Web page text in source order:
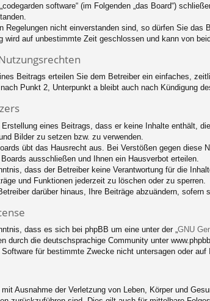
software“ (im Folgenden „das Board“)
Regelungen nicht einverstanden sind, so dürfen Sie
wird auf unbestimmte Zeit geschlossen und kann von
Beitrags erteilen Sie dem Betreiber ein einfaches,
Punkt 2, Unterpunkt a bleibt auch nach Kündigung
eines Beitrags, dass er keine Inhalte enthält,
Bilder zu setzen bzw. zu verwenden.
übt das Hausrecht aus. Bei Verstößen gegen diese
ausschließen und Ihnen ein Hausverbot erteilen.
dass der Betreiber keine Verantwortung für die
und Funktionen jederzeit zu löschen oder zu sperren.
darüber hinaus, Ihre Beiträge abzuändern,
dass es sich bei phpBB um eine unter der „GNU
durch die deutschsprachige Community unter
Software für bestimmte Zwecke nicht untersagen oder
Ausnahme der Verletzung von Leben, Körper und